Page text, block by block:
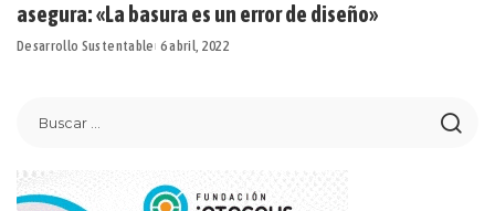
asegura: «La basura es un error de diseño»
Desarrollo Sustentable 6 abril, 2022